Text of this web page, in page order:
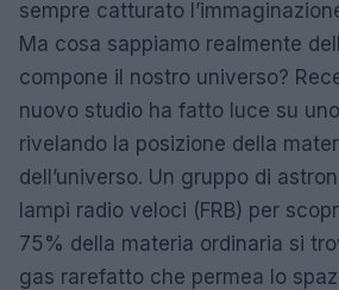
sempre catturato
Ma cosa sappiamo realmente
compone il nostro universo?
nuovo studio ha fatto luce su
rivelando la posizione della
dell’universo. Un gruppo di
lampi radio veloci (FRB) per
75% della materia ordinaria si
gas rarefatto che permea lo